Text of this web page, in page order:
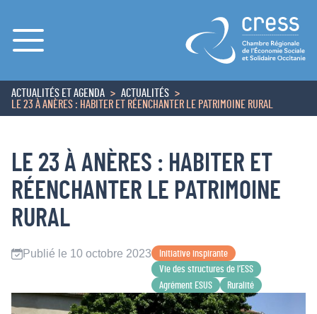
Menu
ACCUEIL
ACTUALITÉS ET AGENDA
ACTUALITÉS
LE 23 À ANÈRES : HABITER ET RÉENCHANTER LE PATRIMOINE RURAL
LE 23 À ANÈRES : HABITER ET
RÉENCHANTER LE PATRIMOINE
RURAL
Publié le 10 octobre 2023
Initiative inspirante
Vie des structures de l’ESS
Agrément ESUS
Ruralité